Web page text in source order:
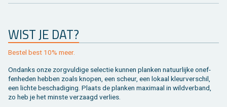
WIST JE DAT?
Be­stel best 10% meer.
On­danks onze zorg­vul­di­ge se­lec­tie kun­nen plan­ken na­tuur­lij­ke on­ef­
fen­he­den heb­ben zoals kno­pen, een scheur, een lo­kaal kleur­ver­schil,
een lich­te be­scha­di­ging. Plaats de plan­ken maxi­maal in wild­ver­band,
zo heb je het min­ste ver­zaagd ver­lies.